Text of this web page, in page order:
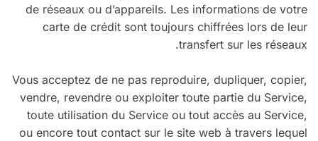
de réseaux ou d’appareils. Les informations de votre
carte de crédit sont toujours chiffrées lors de leur
transfert sur les réseaux.
Vous acceptez de ne pas reproduire, dupliquer, copier,
vendre, revendre ou exploiter toute partie du Service,
toute utilisation du Service ou tout accès au Service,
ou encore tout contact sur le site web à travers lequel